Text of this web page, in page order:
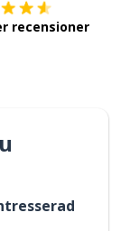
recensioner